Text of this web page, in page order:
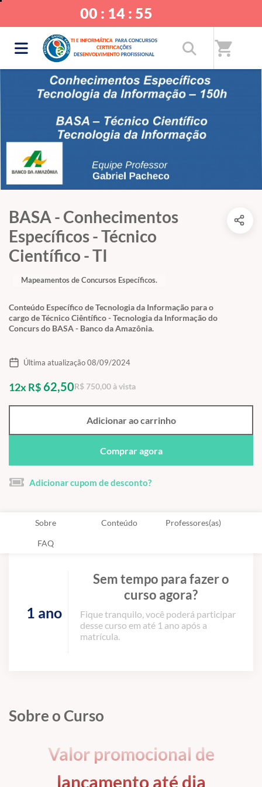
shopping_cart
00 : 14 : 54
BASA - Conhecimentos
Específicos - Técnico
Científico - TI
Conteúdo Específico de Tecnologia da Informação para o
cargo de Técnico Ciêntífico - Tecnologia da Informação do
Concurs do BASA - Banco da Amazônia.
Mapeamentos de Concursos Específicos.
Última atualização 08/09/2024
12x R$62,50R$ 750,00 à vista
Adicionar ao carrinho
Comprar agora
Adicionar cupom de desconto?
Sobre Conteúdo Professores(as)
FAQ
1 ano
Sem tempo para fazer o
curso agora?
Fique tranquilo, você poderá participar
desse curso em até 1 ano após a
matrícula.
Sobre o Curso
Valor promocional de
lançamento até dia